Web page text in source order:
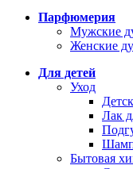
Парфюмерия
Мужские
Женские
Для детей
Уход
Лак
Бытовая